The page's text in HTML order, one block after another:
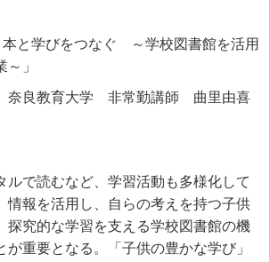
本と学びをつなぐ ～学校図書館を活用
」
奈良教育大学 非常勤講師 曲里由喜
ルで読むなど、学習活動も多様化して
情報を活用し、自らの考えを持つ子供
探究的な学習を支える学校図書館の機
が重要となる。「子供の豊かな学び」